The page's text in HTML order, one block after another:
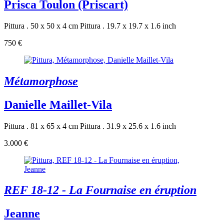
Prisca Toulon (Priscart)
Pittura . 50 x 50 x 4 cm Pittura . 19.7 x 19.7 x 1.6 inch
750 €
Métamorphose
Danielle Maillet-Vila
Pittura . 81 x 65 x 4 cm Pittura . 31.9 x 25.6 x 1.6 inch
3.000 €
REF 18-12 - La Fournaise en éruption
Jeanne